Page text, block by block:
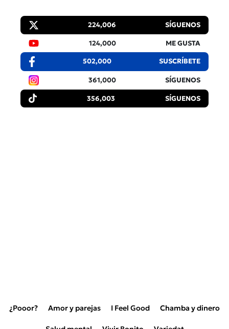
224,006 SÍGUENOS
124,000 ME GUSTA
502,000 SUSCRÍBETE
361,000 SÍGUENOS
356,003 SÍGUENOS
¿Pooor? Amor y parejas I Feel Good Chamba y dinero